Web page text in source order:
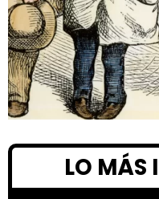
LO MÁS